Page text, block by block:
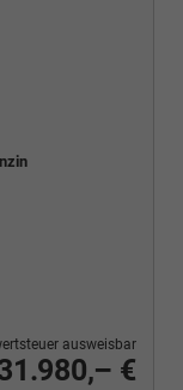
€
ausweisbar